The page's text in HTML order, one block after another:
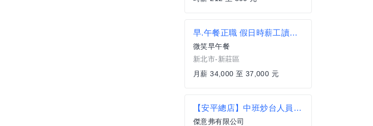
早.午餐正職 假日時薪工讀排班 9點-1 點 10點-2點
微笑早午餐
新北市-新莊區
月薪 34,000 至 37,000 元
【安平總店】中班炒台人員_薪優
傑意弗有限公司